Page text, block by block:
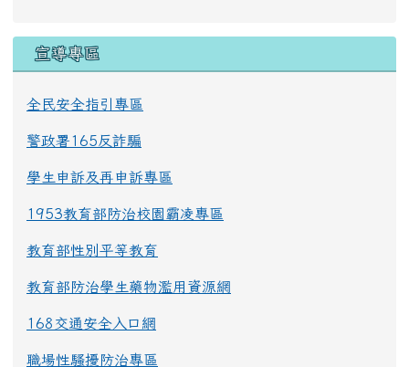
宣導專區
全民安全指引專區
警政署165反詐騙
學生申訴及再申訴專區
1953教育部防治校園霸凌專區
教育部性別平等教育
教育部防治學生藥物濫用資源網
168交通安全入口網
職場性騷擾防治專區